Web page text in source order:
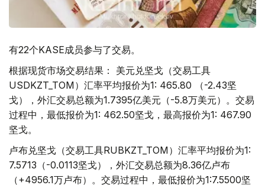
有22个KASE成员参与了交易。
根据现货市场交易结果： 美元兑坚戈（交易工具
USDKZT_TOM）汇率平均报价为1: 465.80 （-2.43坚
戈），外汇交易总额为1.7395亿美元（-5.8万美元）。交易
过程中，最低报价为1: 462.50坚戈，最高报价为1: 467.90
坚戈。
卢布兑坚戈（交易工具RUBKZT_TOM）汇率平均报价为1:
7.5713（-0.0113坚戈），外汇交易总额为8.36亿卢布
（+4956.1万卢布）。交易过程中，最低报价为1:7.5500坚